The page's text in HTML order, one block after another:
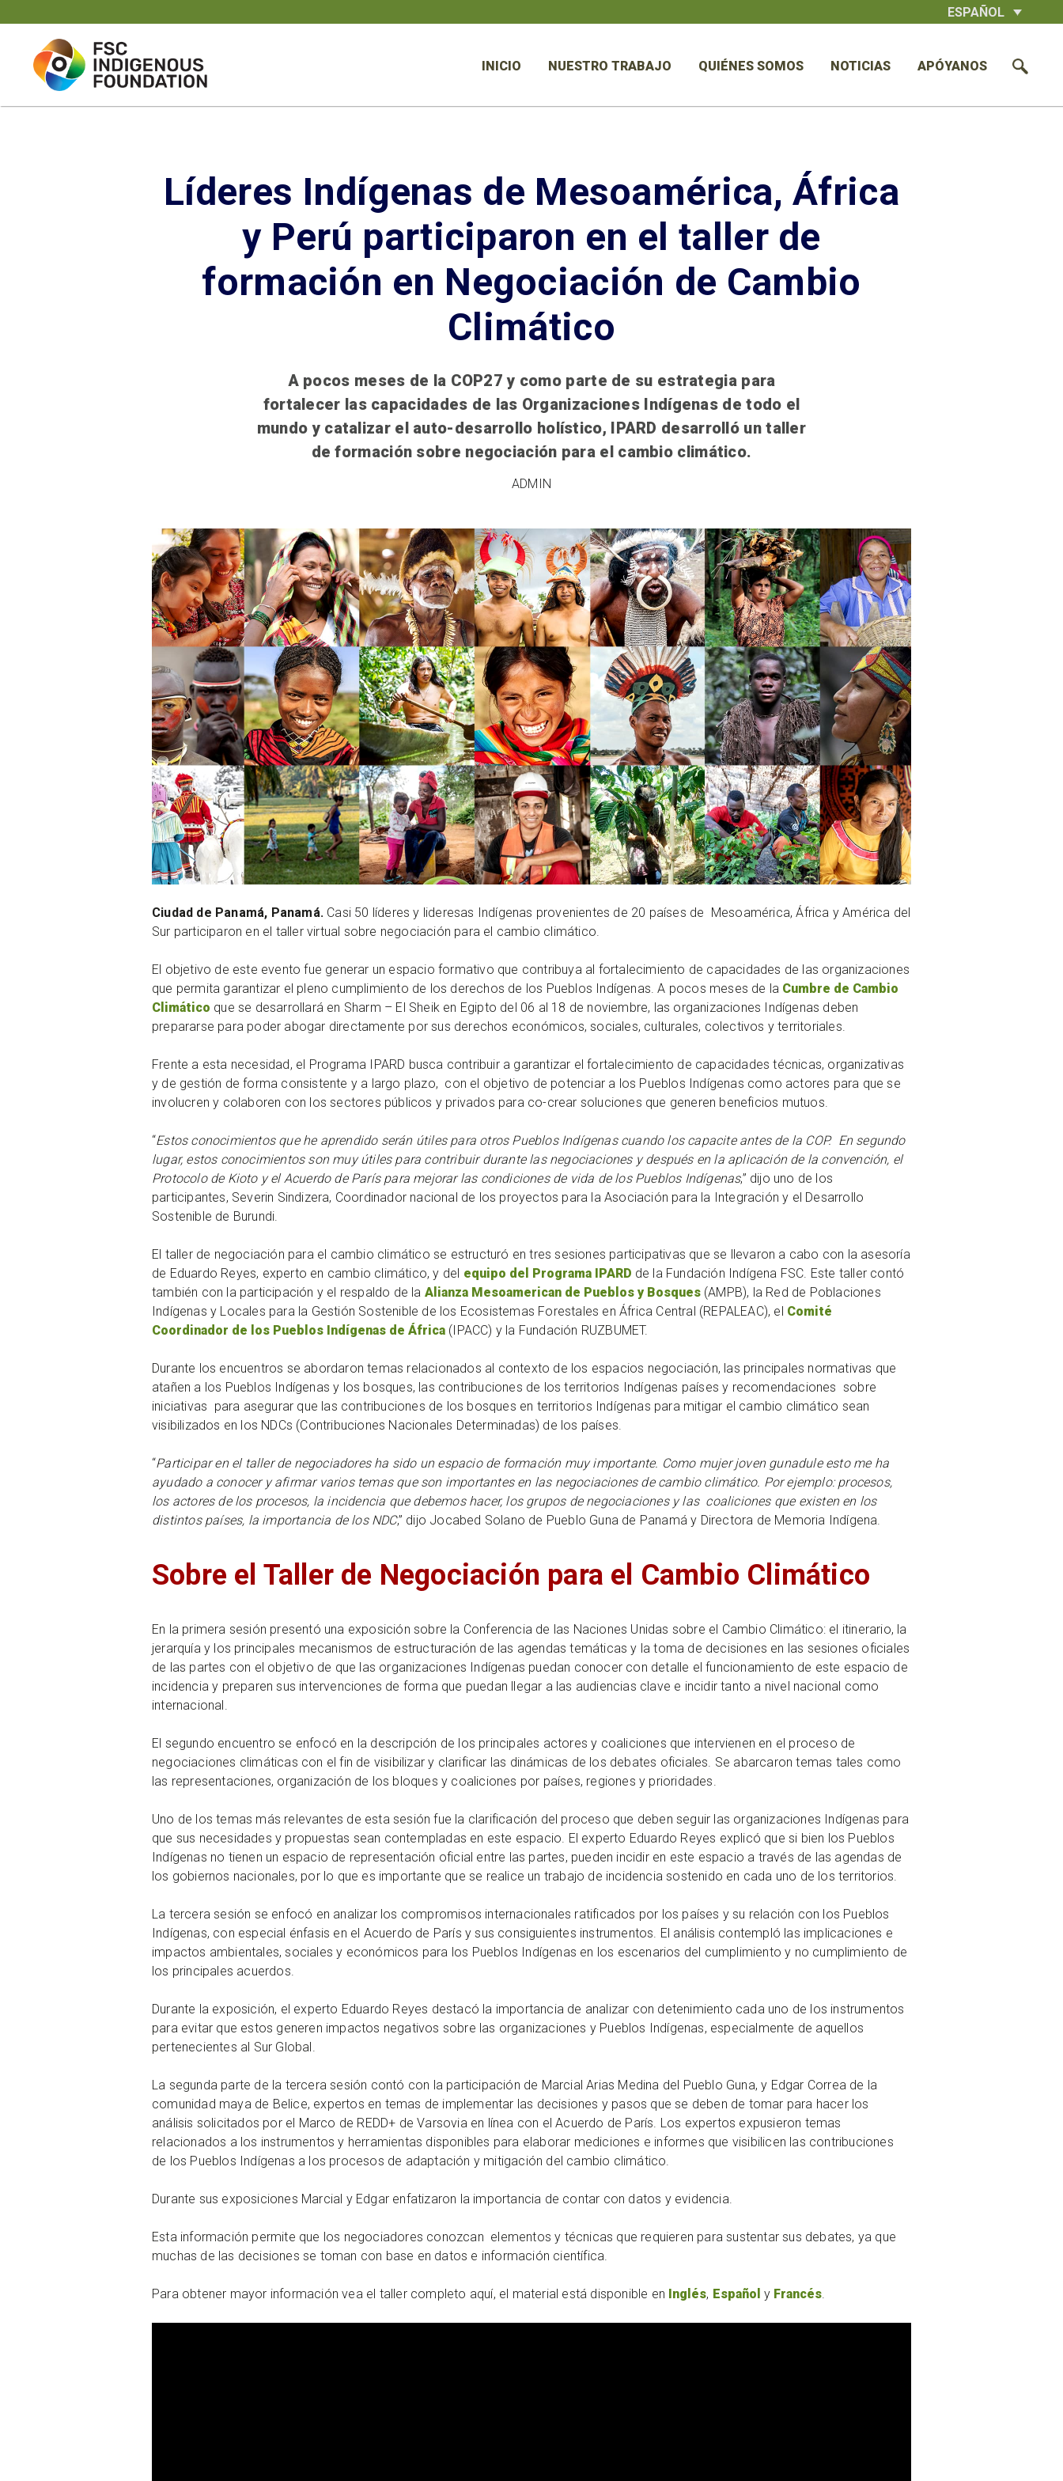
to
ESPAÑOL
INICIO NUESTRO TRABAJO QUIÉNES SOMOS NOTICIAS APÓYANOS
Líderes Indígenas de Mesoamérica, África
y Perú participaron en el taller de
formación en Negociación de Cambio
Climático
A pocos meses de la COP27 y como parte de su estrategia para
fortalecer las capacidades de las Organizaciones Indígenas de todo el
mundo y catalizar el auto-desarrollo holístico, IPARD desarrolló un taller
de formación sobre negociación para el cambio climático.
ADMIN
Ciudad de Panamá, Panamá. Casi 50 líderes y lideresas Indígenas provenientes de 20 países de Mesoamérica, África y América del
Sur participaron en el taller virtual sobre negociación para el cambio climático.
El objetivo de este evento fue generar un espacio formativo que contribuya al fortalecimiento de capacidades de las organizaciones
que permita garantizar el pleno cumplimiento de los derechos de los Pueblos Indígenas. A pocos meses de la Cumbre de Cambio
Climático que se desarrollará en Sharm – El Sheik en Egipto del 06 al 18 de noviembre, las organizaciones Indígenas deben
prepararse para poder abogar directamente por sus derechos económicos, sociales, culturales, colectivos y territoriales.
Frente a esta necesidad, el Programa IPARD busca contribuir a garantizar el fortalecimiento de capacidades técnicas, organizativas
y de gestión de forma consistente y a largo plazo, con el objetivo de potenciar a los Pueblos Indígenas como actores para que se
involucren y colaboren con los sectores públicos y privados para co-crear soluciones que generen beneficios mutuos.
“Estos conocimientos que he aprendido serán útiles para otros Pueblos Indígenas cuando los capacite antes de la COP. En segundo
lugar, estos conocimientos son muy útiles para contribuir durante las negociaciones y después en la aplicación de la convención, el
Protocolo de Kioto y el Acuerdo de París para mejorar las condiciones de vida de los Pueblos Indígenas,” dijo uno de los
participantes, Severin Sindizera, Coordinador nacional de los proyectos para la Asociación para la Integración y el Desarrollo
Sostenible de Burundi.
El taller de negociación para el cambio climático se estructuró en tres sesiones participativas que se llevaron a cabo con la asesoría
de Eduardo Reyes, experto en cambio climático, y del equipo del Programa IPARD de la Fundación Indígena FSC. Este taller contó
también con la participación y el respaldo de la Alianza Mesoamerican de Pueblos y Bosques(AMPB), la Red de Poblaciones
Indígenas y Locales para la Gestión Sostenible de los Ecosistemas Forestales en África Central (REPALEAC), el Comité
Coordinador de los Pueblos Indígenas de África (IPACC) y la Fundación RUZBUMET.
Durante los encuentros se abordaron temas relacionados al contexto de los espacios negociación, las principales normativas que
atañen a los Pueblos Indígenas y los bosques, las contribuciones de los territorios Indígenas países y recomendaciones sobre
iniciativas para asegurar que las contribuciones de los bosques en territorios Indígenas para mitigar el cambio climático sean
visibilizados en los NDCs (Contribuciones Nacionales Determinadas) de los países.
“Participar en el taller de negociadores ha sido un espacio de formación muy importante. Como mujer joven gunadule esto me ha
ayudado a conocer y afirmar varios temas que son importantes en las negociaciones de cambio climático. Por ejemplo: procesos,
los actores de los procesos, la incidencia que debemos hacer, los grupos de negociaciones y las coaliciones que existen en los
distintos países, la importancia de los NDC,” dijo Jocabed Solano de Pueblo Guna de Panamá y Directora de Memoria Indígena.
Sobre el Taller de Negociación para el Cambio Climático
En la primera sesión presentó una exposición sobre la Conferencia de las Naciones Unidas sobre el Cambio Climático: el itinerario, la
jerarquía y los principales mecanismos de estructuración de las agendas temáticas y la toma de decisiones en las sesiones oficiales
de las partes con el objetivo de que las organizaciones Indígenas puedan conocer con detalle el funcionamiento de este espacio de
incidencia y preparen sus intervenciones de forma que puedan llegar a las audiencias clave e incidir tanto a nivel nacional como
internacional.
El segundo encuentro se enfocó en la descripción de los principales actores y coaliciones que intervienen en el proceso de
negociaciones climáticas con el fin de visibilizar y clarificar las dinámicas de los debates oficiales. Se abarcaron temas tales como
las representaciones, organización de los bloques y coaliciones por países, regiones y prioridades.
Uno de los temas más relevantes de esta sesión fue la clarificación del proceso que deben seguir las organizaciones Indígenas para
que sus necesidades y propuestas sean contempladas en este espacio. El experto Eduardo Reyes explicó que si bien los Pueblos
Indígenas no tienen un espacio de representación oficial entre las partes, pueden incidir en este espacio a través de las agendas de
los gobiernos nacionales, por lo que es importante que se realice un trabajo de incidencia sostenido en cada uno de los territorios.
La tercera sesión se enfocó en analizar los compromisos internacionales ratificados por los países y su relación con los Pueblos
Indígenas, con especial énfasis en el Acuerdo de París y sus consiguientes instrumentos. El análisis contempló las implicaciones e
impactos ambientales, sociales y económicos para los Pueblos Indígenas en los escenarios del cumplimiento y no cumplimiento de
los principales acuerdos.
Durante la exposición, el experto Eduardo Reyes destacó la importancia de analizar con detenimiento cada uno de los instrumentos
para evitar que estos generen impactos negativos sobre las organizaciones y Pueblos Indígenas, especialmente de aquellos
pertenecientes al Sur Global.
La segunda parte de la tercera sesión contó con la participación de Marcial Arias Medina del Pueblo Guna, y Edgar Correa de la
comunidad maya de Belice, expertos en temas de implementar las decisiones y pasos que se deben de tomar para hacer los
análisis solicitados por el Marco de REDD+ de Varsovia en línea con el Acuerdo de París. Los expertos expusieron temas
relacionados a los instrumentos y herramientas disponibles para elaborar mediciones e informes que visibilicen las contribuciones
de los Pueblos Indígenas a los procesos de adaptación y mitigación del cambio climático.
Durante sus exposiciones Marcial y Edgar enfatizaron la importancia de contar con datos y evidencia.
Esta información permite que los negociadores conozcan elementos y técnicas que requieren para sustentar sus debates, ya que
muchas de las decisiones se toman con base en datos e información científica.
Para obtener mayor información vea el taller completo aquí, el material está disponible en Inglés, Español y Francés.